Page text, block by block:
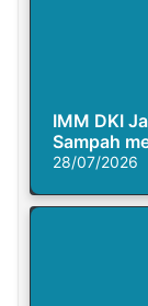
IMM DKI
Sampah
28/07/2026